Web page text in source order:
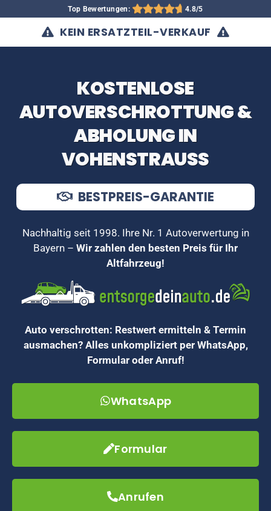
Top Bewertungen: 4.8/5
KEIN ERSATZTEIL-VERKAUF
KOSTENLOSE
AUTOVERSCHROTTUNG &
ABHOLUNG IN
VOHENSTRAUSS
BESTPREIS-GARANTIE
Nachhaltig seit 1998. Ihre Nr. 1 Autoverwertung in
Bayern – Wir zahlen den besten Preis für Ihr
Altfahrzeug!
Auto verschrotten: Restwert ermitteln & Termin
ausmachen? Alles unkompliziert per WhatsApp,
Formular oder Anruf!
WhatsApp
Formular
Anrufen